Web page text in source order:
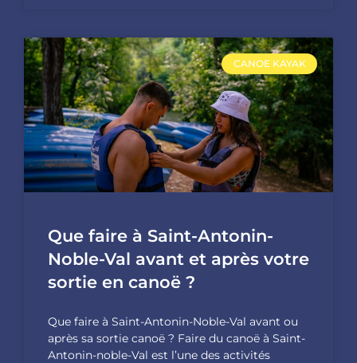
CANOE KAYAK
Que faire à Saint-Antonin-
Noble-Val avant et après votre
sortie en canoë ?
Que faire à Saint-Antonin-Noble-Val avant ou
après sa sortie canoë ? Faire du canoë à Saint-
Antonin-noble-Val est l’une des activités